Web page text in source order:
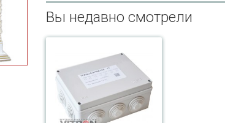
Вы недавно смотрели